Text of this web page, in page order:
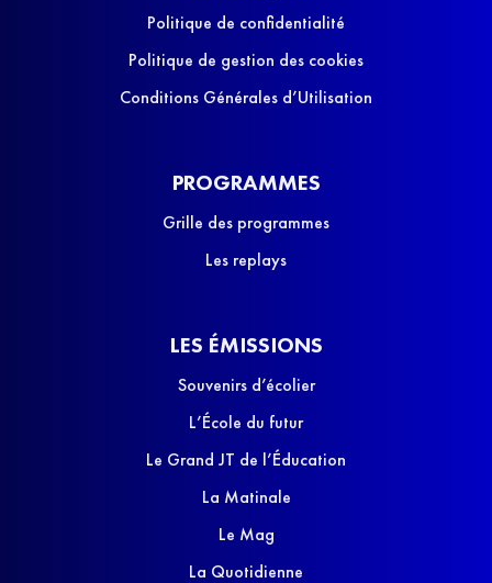
Politique de confidentialité
Politique de gestion des cookies
Conditions Générales d’Utilisation
PROGRAMMES
Grille des programmes
Les replays
LES ÉMISSIONS
Souvenirs d’écolier
L’École du futur
Le Grand JT de l’Éducation
La Matinale
Le Mag
La Quotidienne